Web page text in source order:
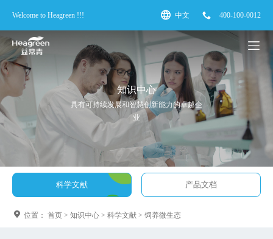
Welcome to Heagreen !!! 400-100-0012
中文
知识中心
具有可持续发展和智慧创新能力的卓越企
业
科学文献 产品文档
位置： 首页 > 知识中心 > 科学文献 > 饲养微生态